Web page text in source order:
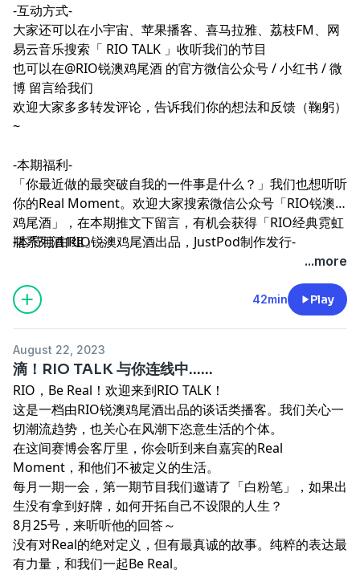
-互动方式-
大家还可以在小宇宙、苹果播客、喜马拉雅、荔枝FM、网
易云音乐搜索「 RIO TALK 」收听我们的节目
也可以在@RIO锐澳鸡尾酒 的官方微信公众号 /小红书 /微
博 留言给我们
欢迎大家多多转发评论，告诉我们你的想法和反馈（鞠躬）
~
-本期福利-
「你最近做的最突破自我的一件事是什么？」我们也想听听
你的Real Moment。欢迎大家搜索微信公众号「RIO锐澳
鸡尾酒」，在本期推文下留言，有机会获得「RIO经典霓虹
瓶系列酒1组」～
-本节目由RIO锐澳鸡尾酒出品，JustPod制作发行-
...more
42min Play
August 22, 2023
滴！RIO TALK 与你连线中……
RIO，Be Real！欢迎来到RIO TALK！
这是一档由RIO锐澳鸡尾酒出品的谈话类播客。我们关心一
切潮流趋势，也关心在风潮下恣意生活的个体。
在这间赛博会客厅里，你会听到来自嘉宾的Real
Moment，和他们不被定义的生活。
每月一期一会，第一期节目我们邀请了「白粉笔」，如果出
生没有拿到好牌，如何开拓自己不设限的人生？
8月25号，来听听他的回答～
没有对Real的绝对定义，但有最真诚的故事。纯粹的表达最
有力量，和我们一起Be Real。